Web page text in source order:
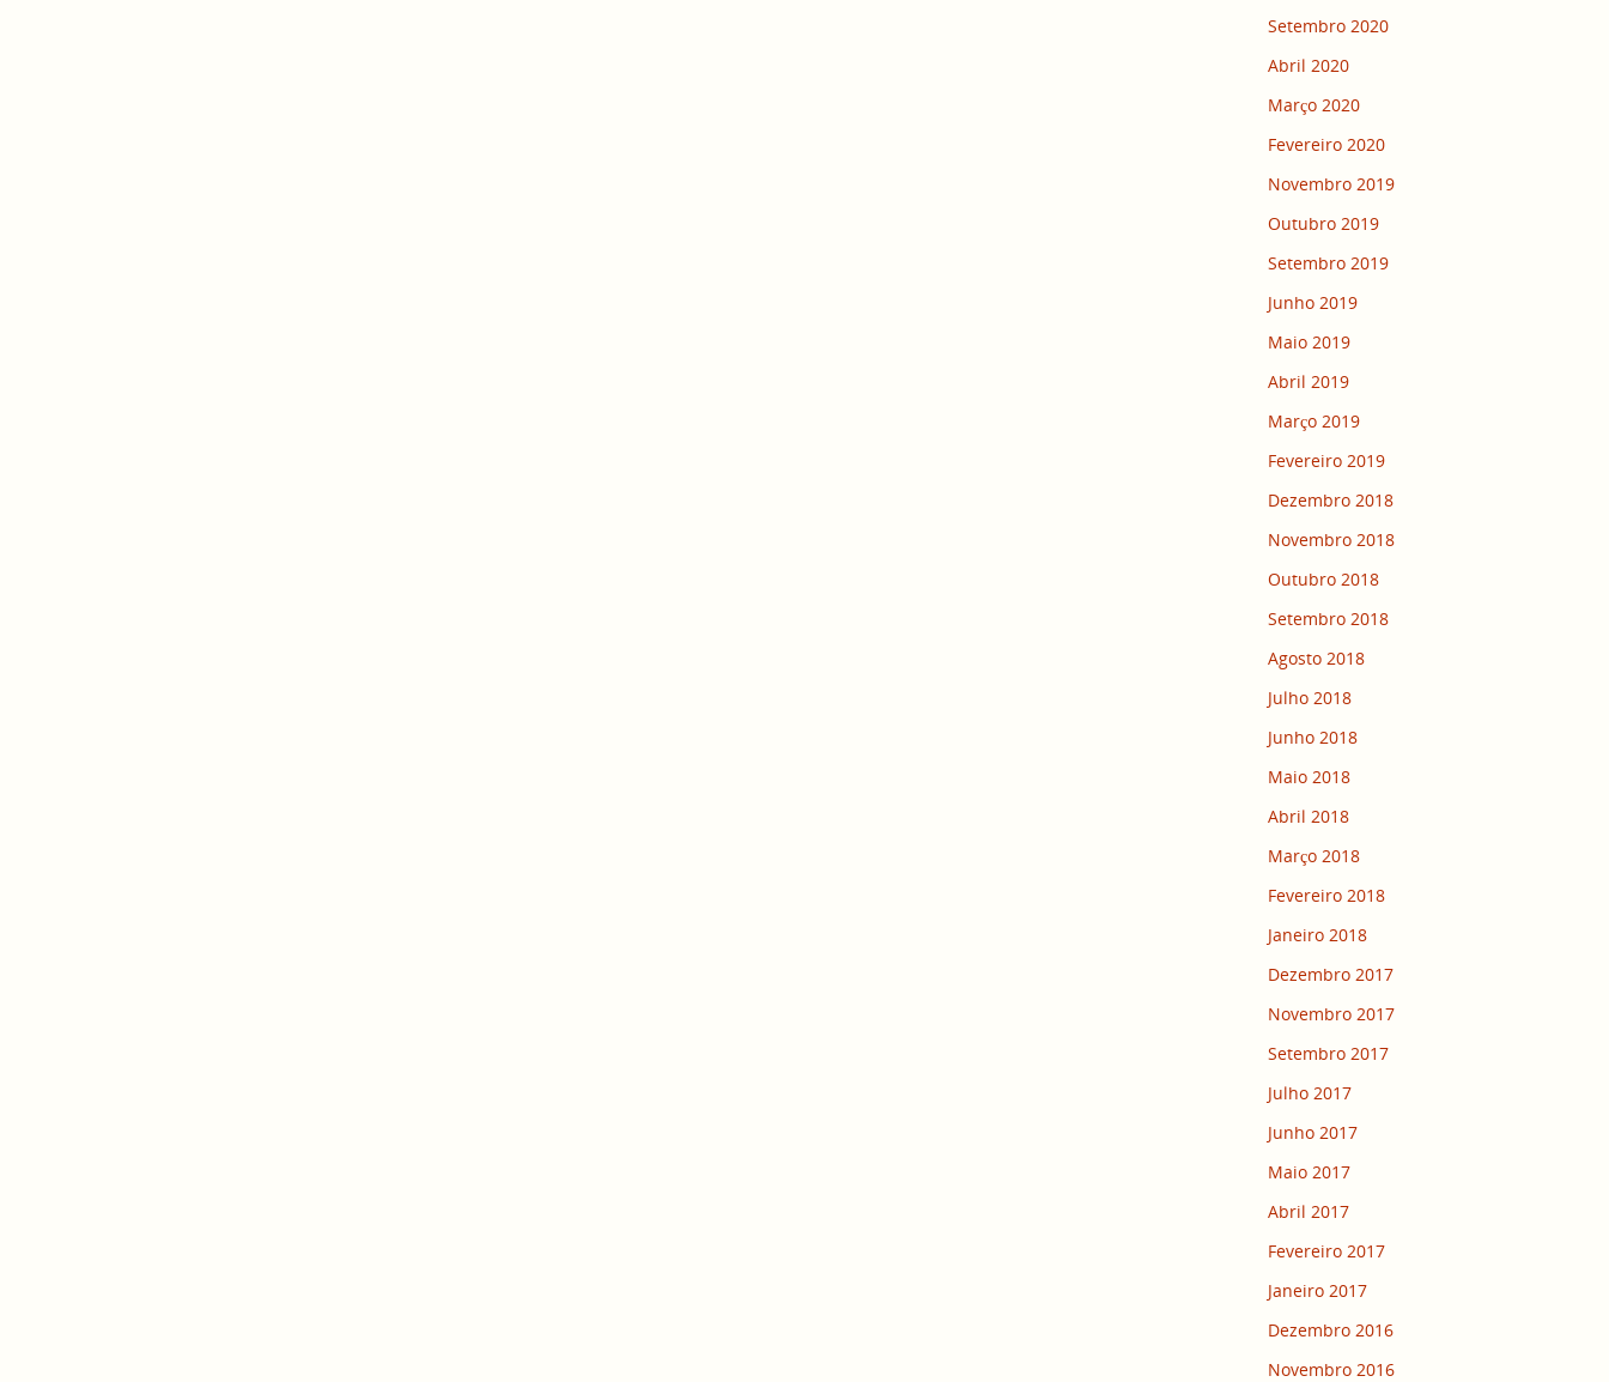
Setembro 2020
Abril 2020
Março 2020
Fevereiro 2020
Novembro 2019
Outubro 2019
Setembro 2019
Junho 2019
Maio 2019
Abril 2019
Março 2019
Fevereiro 2019
Dezembro 2018
Novembro 2018
Outubro 2018
Setembro 2018
Agosto 2018
Julho 2018
Junho 2018
Maio 2018
Abril 2018
Março 2018
Fevereiro 2018
Janeiro 2018
Dezembro 2017
Novembro 2017
Setembro 2017
Julho 2017
Junho 2017
Maio 2017
Abril 2017
Fevereiro 2017
Janeiro 2017
Dezembro 2016
Novembro 2016